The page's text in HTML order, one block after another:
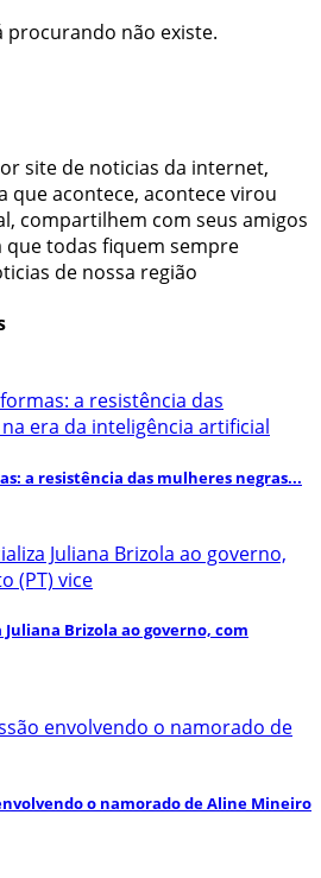
procurando não existe.
site de noticias da internet,
que acontece, acontece virou
compartilhem com seus amigos
que todas fiquem sempre
de nossa região
a resistência das mulheres negras...
Juliana Brizola ao governo, com
o namorado de Aline Mineiro